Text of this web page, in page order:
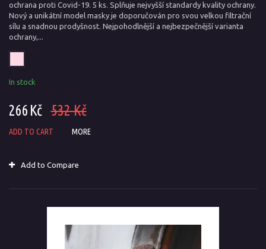
ochrana proti Covid-19. 5 ks. Splňuje nejvyšší standardy kvality ochrany.
Nový a unikátní model masky je doporučován pro svou velkou filtrační
sílu a snadnou prodyšnost. Nejpohodlnější a nejbezpečnější varianta
ochrany,...
In stock
266 Kč 532 Kč
ADD TO CART MORE
Add to Compare